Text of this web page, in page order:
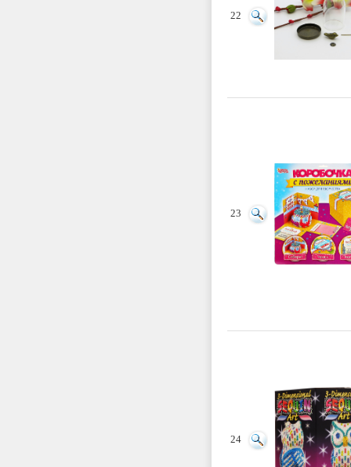
22
23
24